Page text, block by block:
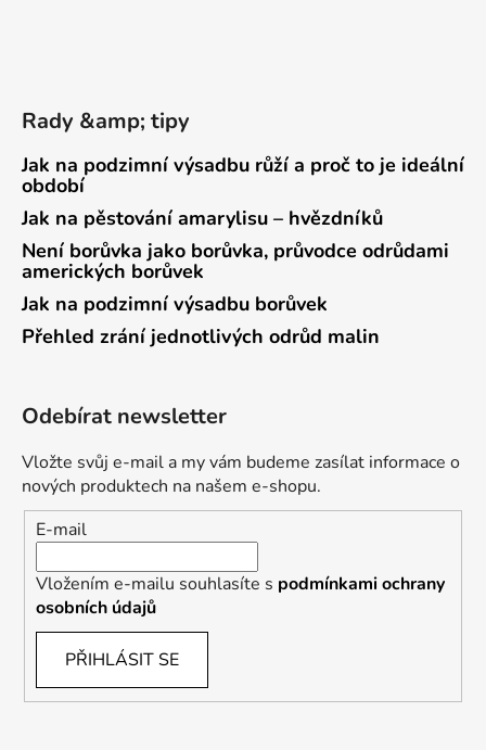
Rady &amp; tipy
Jak na podzimní výsadbu růží a proč to je ideální
období
Jak na pěstování amarylisu – hvězdníků
Není borůvka jako borůvka, průvodce odrůdami
amerických borůvek
Jak na podzimní výsadbu borůvek
Přehled zrání jednotlivých odrůd malin
Odebírat newsletter
Vložte svůj e-mail a my vám budeme zasílat informace o
nových produktech na našem e-shopu.
E-mail
Vložením e-mailu souhlasíte s podmínkami ochrany
osobních údajů
PŘIHLÁSIT SE